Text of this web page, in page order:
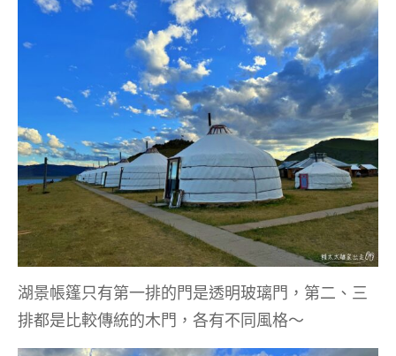
湖景帳篷只有第一排的門是透明玻璃門，第二、三
排都是比較傳統的木門，各有不同風格～